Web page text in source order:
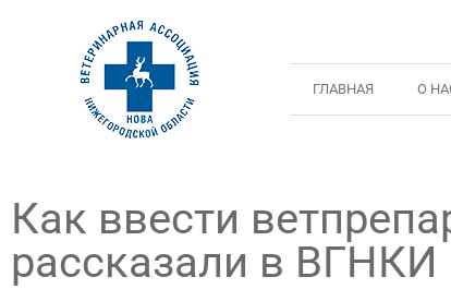
ГЛАВНАЯ О
Как ввести
рассказали в ВГНКИ